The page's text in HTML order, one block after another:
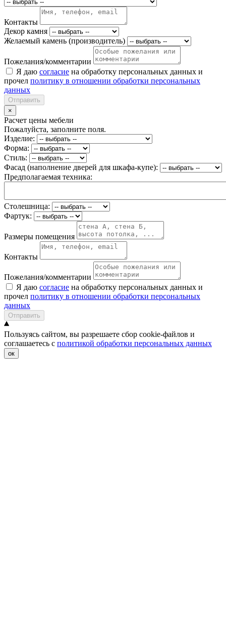
Контакты
Декор камня
Желаемый камень (производитель)
Пожелания/комментарии
Я даю согласие на обработку персональных данных и
прочел политику в отношении обработки персональных
данных
Отправить
×
Расчет цены мебели
Пожалуйста, заполните поля.
Изделие:
Форма:
Стиль:
Фасад (наполнение дверей для шкафа-купе):
Предполагаемая техника:
Столешница:
Фартук:
Размеры помещения
Контакты
Пожелания/комментарии
Я даю согласие на обработку персональных данных и
прочел политику в отношении обработки персональных
данных
Отправить
Пользуясь сайтом, вы разрешаете сбор cookie-файлов и
соглашаетесь с политикой обработки персональных данных
ок